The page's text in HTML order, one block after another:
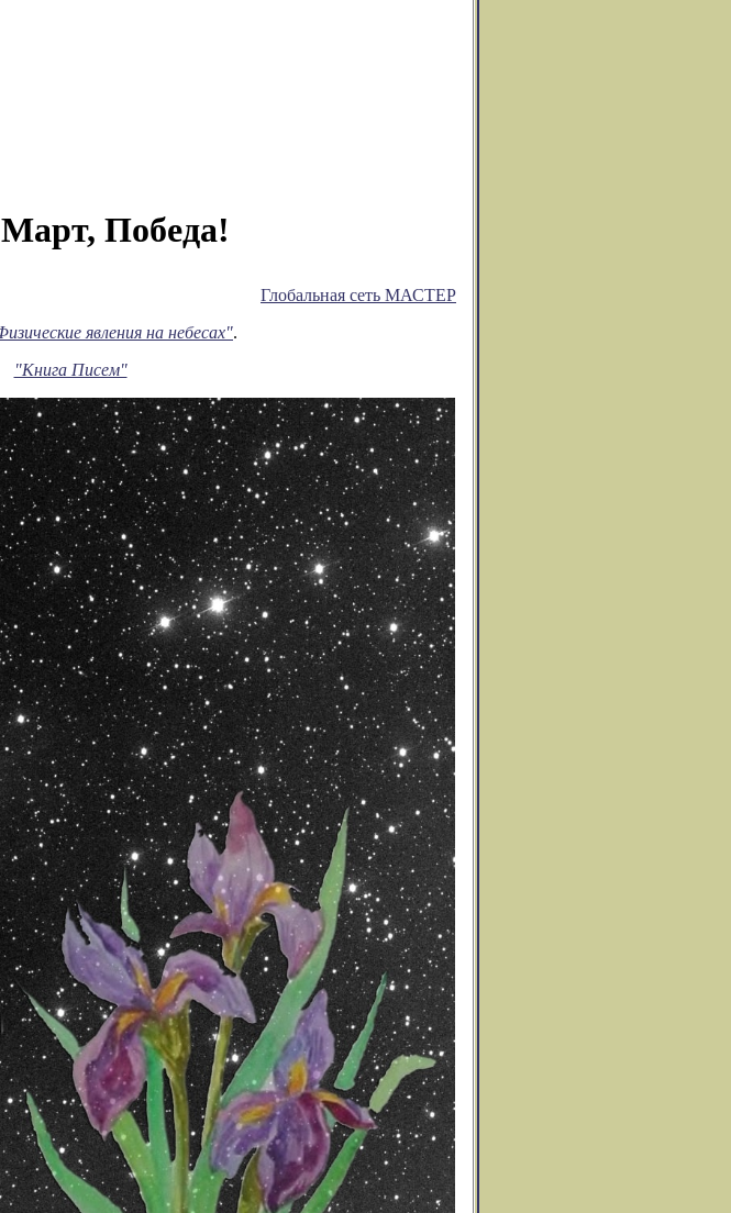
Победа!
Глобальная сеть МАСТЕР
явления на небесах".
"Книга Писем"